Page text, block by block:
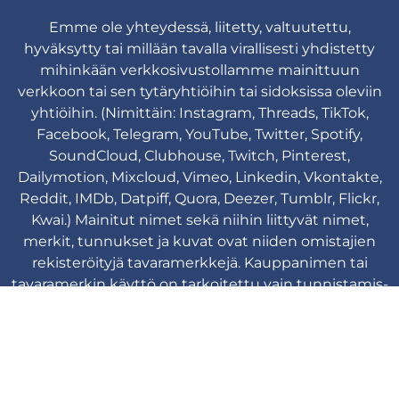
Emme ole yhteydessä, liitetty, valtuutettu,
hyväksytty tai millään tavalla virallisesti yhdistetty
mihinkään verkkosivustollamme mainittuun
verkkoon tai sen tytäryhtiöihin tai sidoksissa oleviin
yhtiöihin. (Nimittäin: Instagram, Threads, TikTok,
Facebook, Telegram, YouTube, Twitter, Spotify,
SoundCloud, Clubhouse, Twitch, Pinterest,
Dailymotion, Mixcloud, Vimeo, Linkedin, Vkontakte,
Reddit, IMDb, Datpiff, Quora, Deezer, Tumblr, Flickr,
Kwai.) Mainitut nimet sekä niihin liittyvät nimet,
merkit, tunnukset ja kuvat ovat niiden omistajien
rekisteröityjä tavaramerkkejä. Kauppanimen tai
tavaramerkin käyttö on tarkoitettu vain tunnistamis-